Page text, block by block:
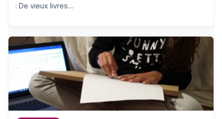
: De vieux livres…